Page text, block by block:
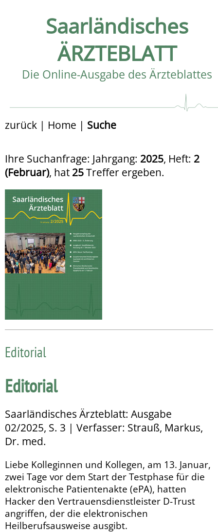
Saarländisches
ÄRZTEBLATT
Die Online-Ausgabe des Ärzteblattes
zurück | Home | Suche
Ihre Suchanfrage: Jahrgang: 2025, Heft: 2
(Februar), hat 25Treffer ergeben.
Editorial
Editorial
Saarländisches Ärzteblatt: Ausgabe
02/2025, S. 3 | Verfasser: Strauß, Markus,
Dr. med.
Liebe Kolleginnen und Kollegen, am 13. Januar,
zwei Tage vor dem Start der Testphase für die
elektronische Patientenakte (ePA), hatten
Hacker den Vertrauensdienstleister D-Trust
angriffen, der die elektronischen
Heilberufsausweise ausgibt.